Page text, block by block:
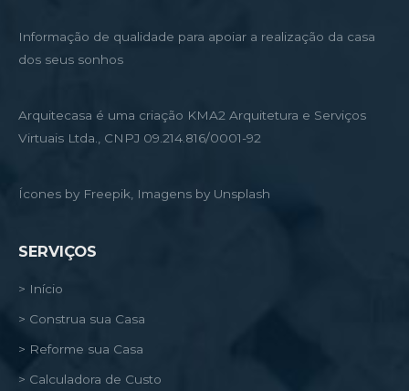
Informação de qualidade para apoiar a realização da casa
dos seus sonhos
Arquitecasa é uma criação KMA2 Arquitetura e Serviços
Virtuais Ltda., CNPJ 09.214.816/0001-92
Ícones by Freepik, Imagens by Unsplash
SERVIÇOS
> Início
> Construa sua Casa
> Reforme sua Casa
> Calculadora de Custo